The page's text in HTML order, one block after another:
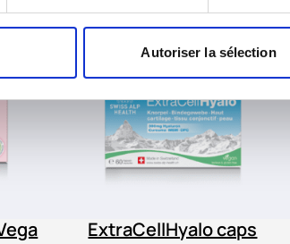
Autoriser la sélection
PROMOPRODUIT
ExtraCellHyalo caps